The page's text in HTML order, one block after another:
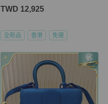
TWD 12,925
全新品 香港 免運